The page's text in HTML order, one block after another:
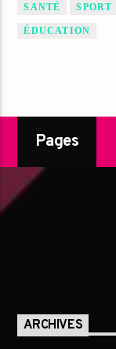
SANTÉ SPORT
ÉDUCATION
Pages
ARCHIVES